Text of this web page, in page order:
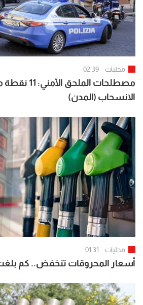
محليات 02:39
مصطلحات
الانسحاب (المدن)
محليات 01:31
أسعار المحروقات تنخفض.. كم